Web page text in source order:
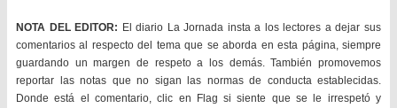
NOTA DEL EDITOR: El diario La Jornada insta a los lectores a dejar sus
comentarios al respecto del tema que se aborda en esta página, siempre
guardando un margen de respeto a los demás. También promovemos
reportar las notas que no sigan las normas de conducta establecidas.
Donde está el comentario, clic en Flag si siente que se le irrespetó y